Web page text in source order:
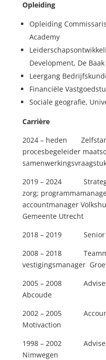
Opleiding
Opleiding
Academy
Development, De Baak
Leergang
Financiële
Sociale geografie,
Carrière
2024 – heden
procesbegeleider
2019 – 2024
zorg;
accountmanager
Gemeente Utrecht
2018 – 2019 Senior
2008 – 2018
vestigingsmanager
2005 – 2008 Adviseur
Abcoude
2002 – 2005
Motivaction
1998 – 2002
Nimwegen